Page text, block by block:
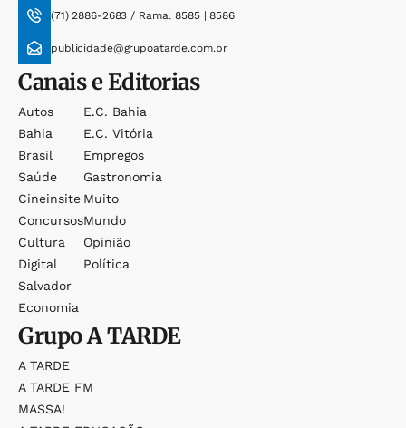
(71) 2886-2683 / Ramal 8585 | 8586
publicidade@grupoatarde.com.br
Canais e Editorias
Autos
Bahia
Brasil
Saúde
Cineinsite
Concursos
Cultura
Digital
Salvador
Economia
E.c. Bahia
E.c. Vitória
Empregos
Gastronomia
Muito
Mundo
Opinião
Política
GrupoA TARDE
A TARDE
A TARDE FM
MASSA!